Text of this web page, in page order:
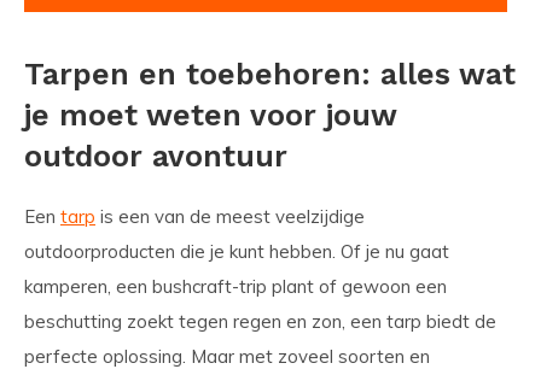
Tarpen en toebehoren: alles wat
je moet weten voor jouw
outdoor avontuur
Een tarp is een van de meest veelzijdige
outdoorproducten die je kunt hebben. Of je nu gaat
kamperen, een bushcraft-trip plant of gewoon een
beschutting zoekt tegen regen en zon, een tarp biedt de
perfecte oplossing. Maar met zoveel soorten en